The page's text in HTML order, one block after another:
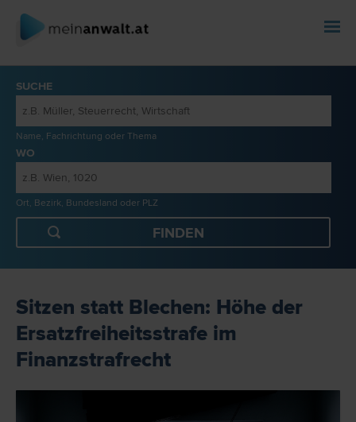
SUCHE
Name, Fachrichtung oder Thema
WO
Ort, Bezirk, Bundesland oder PLZ
Sitzen statt Blechen: Höhe der
Ersatzfreiheitsstrafe im
Finanzstrafrecht